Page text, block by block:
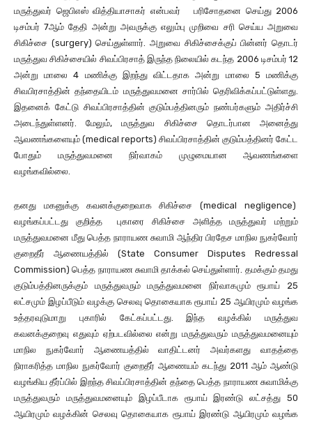
மருத்துவர் ஜெபிஎஸ் வித்தியாசாகர் என்பவர் பரிசோதனை செய்து 2006
டிசம்பர் 7ஆம் தேதி அன்று அவருக்கு எலும்பு முறிவை சரி செய்ய அறுவை
சிகிச்சை (surgery) செய்துள்ளார். அறுவை சிகிச்சைக்குப் பின்னர் தொடர்
மருத்துவ சிகிச்சையில் சிவப்பிரசாத் இருந்த நிலையில் கடந்த 2006 டிசம்பர் 12
அன்று மாலை 4 மணிக்கு இறந்து விட்டதாக அன்று மாலை 5 மணிக்கு
சிவபிரசாத்தின் தந்தையிடம் மருத்துவமனை சார்பில் தெரிவிக்கப்பட்டுள்ளது.
இதனைக் கேட்டு சிவப்பிரசாத்தின் குடும்பத்தினரும் நண்பர்களும் அதிர்ச்சி
அடைந்துள்ளனர். மேலும், மருத்துவ சிகிச்சை தொடர்பான அனைத்து
ஆவணங்களையும் (medical reports) சிவப்பிரசாத்தின் குடும்பத்தினர் கேட்ட
போதும் மருத்துவமனை நிர்வாகம் முழுமையான ஆவணங்களை
வழங்கவில்லை.
தனது மகனுக்கு கவனக்குறைவாக சிகிச்சை (medical negligence)
வழங்கப்பட்டது குறித்த புகாரை சிகிச்சை அளித்த மருத்துவர் மற்றும்
மருத்துவமனை மீது பெத்த நாராயண சுவாமி ஆந்திர பிரதேச மாநில நுகர்வோர்
குறைதீர் ஆணையத்தில் (State Consumer Disputes Redressal
Commission) பெத்த நாராயண சுவாமி தாக்கல் செய்துள்ளார். தமக்கும் தமது
குடும்பத்தினருக்கும் மருத்துவரும் மருத்துவமனை நிர்வாகமும் ரூபாய் 25
லட்சமும் இழப்பீடும் வழக்கு செலவு தொகையாக ரூபாய் 25 ஆயிரமும் வழங்க
உத்தரவுடுமாறு புகாரில் கேட்கப்பட்டது. இந்த வழக்கில் மருத்துவ
கவனக்குறைவு எதுவும் ஏற்படவில்லை என்று மருத்துவரும் மருத்துவமனையும்
மாநில நுகர்வோர் ஆணையத்தில் வாதிட்டனர் அவர்களது வாதத்தை
நிராகரித்த மாநில நுகர்வோர் குறைதீர் ஆணையம் கடந்து 2011 ஆம் ஆண்டு
வழங்கிய தீர்ப்பில் இறந்த சிவப்பிரசாத்தின் தந்தை பெத்த நாராயண சுவாமிக்கு
மருத்துவரும் மருத்துவமனையும் இழப்பீடாக ரூபாய் இரண்டு லட்சத்து 50
ஆயிரமும் வழக்கின் செலவு தொகையாக ரூபாய் இரண்டு ஆயிரமும் வழங்க